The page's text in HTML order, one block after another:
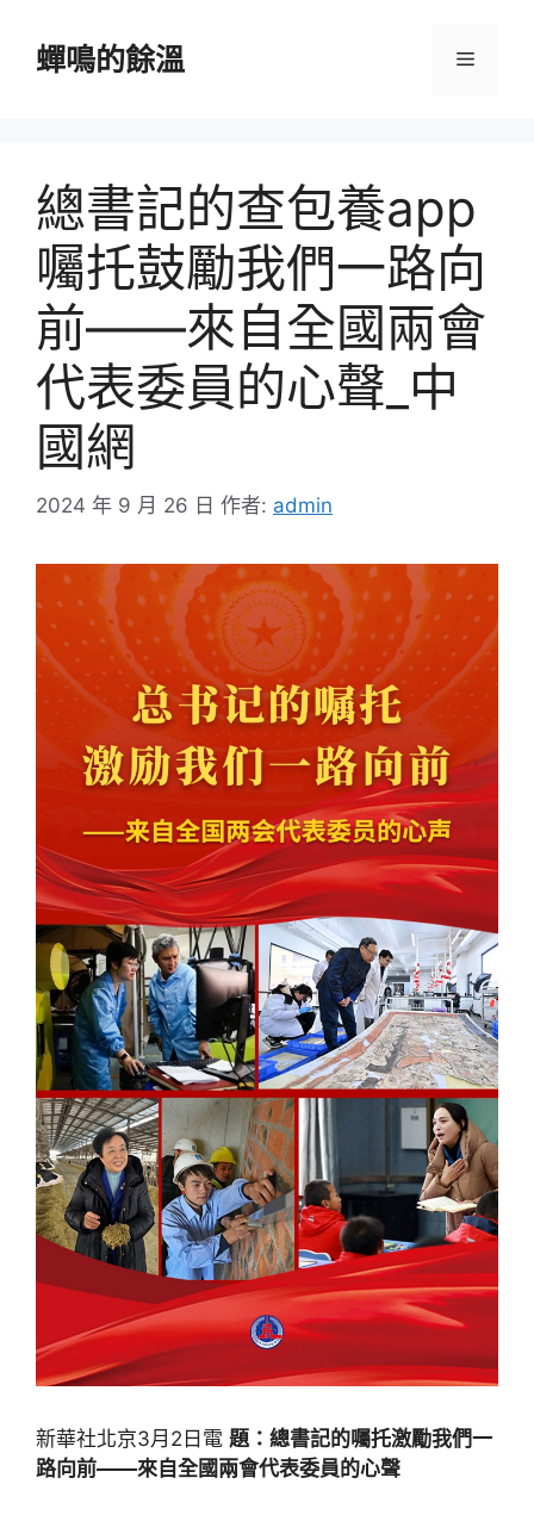
蟬鳴的餘溫 選
總書記的查包養app
囑托鼓勵我們一路向
前——來自全國兩會
代表委員的心聲_中
國網
2024 年 9 月 26 日 作者: admin
新華社北京3月2日電 題：總書記的囑托激勵我們一
路向前——來自全國兩會代表委員的心聲